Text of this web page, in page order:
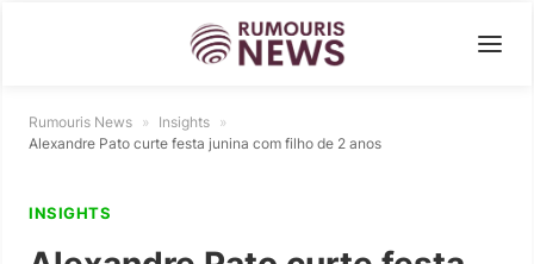
Rumouris News » Insights »
Alexandre Pato curte festa junina com filho de 2 anos
INSIGHTS